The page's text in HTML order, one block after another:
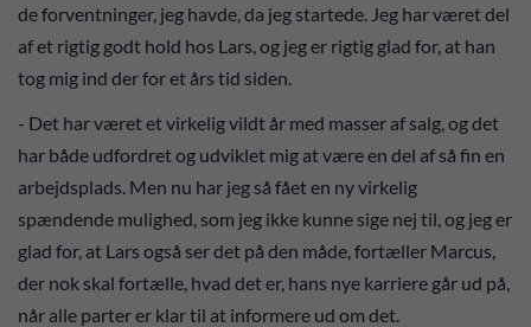
de forventninger, jeg havde, da jeg startede. Jeg har været del
af et rigtig godt hold hos Lars, og jeg er rigtig glad for, at han
tog mig ind der for et års tid siden.
- Det har været et virkelig vildt år med masser af salg, og det
har både udfordret og udviklet mig at være en del af så fin en
arbejdsplads. Men nu har jeg så fået en ny virkelig
spændende mulighed, som jeg ikke kunne sige nej til, og jeg er
glad for, at Lars også ser det på den måde, fortæller Marcus,
der nok skal fortælle, hvad det er, hans nye karriere går ud på,
når alle parter er klar til at informere ud om det.